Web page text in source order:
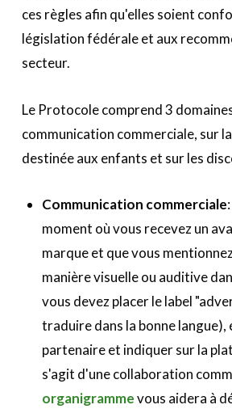
ces règles afin qu'elles soient
législation fédérale et aux
secteur.
Le Protocole comprend 3
communication commerciale, sur
destinée aux enfants et sur les
Communication commerciale
moment où vous recevez un
marque et que vous
manière visuelle ou auditive
vous devez placer le label
traduire dans la bonne
partenaire et indiquer sur la
s'agit d'une collaboration
organigrammevous aidera à